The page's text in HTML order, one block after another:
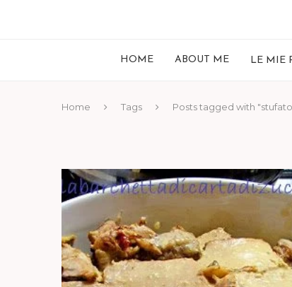
HOME ABOUT ME LE MIE
Home Tags Posts tagged with